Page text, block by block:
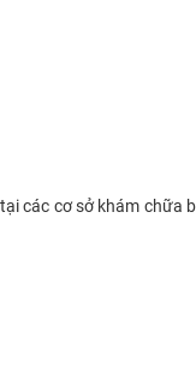
các cơ sở khám chữa